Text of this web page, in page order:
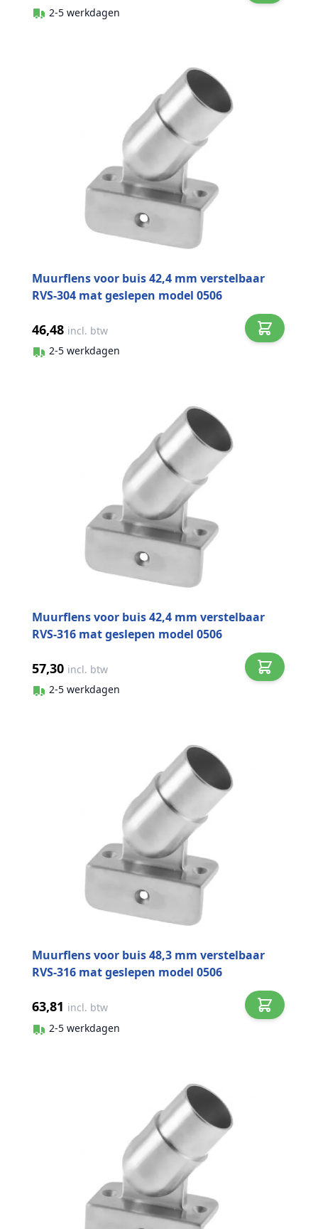
2-5 werkdagen
Muurflens voor buis 42,4 mm verstelbaar
RVS-304 mat geslepen model 0506
46,48 incl. btw
2-5 werkdagen
Muurflens voor buis 42,4 mm verstelbaar
RVS-316 mat geslepen model 0506
57,30 incl. btw
2-5 werkdagen
Muurflens voor buis 48,3 mm verstelbaar
RVS-316 mat geslepen model 0506
63,81 incl. btw
2-5 werkdagen